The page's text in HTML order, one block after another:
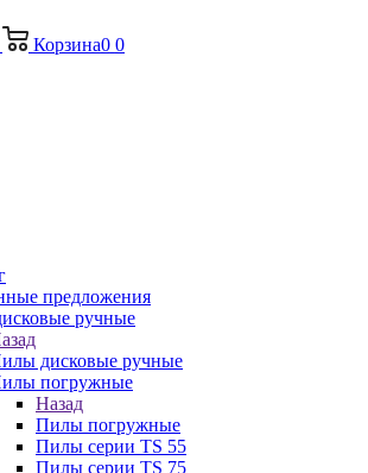
Корзина0 0
предложения
ручные
дисковые ручные
погружные
Назад
Пилы погружные
Пилы серии TS 55
Пилы серии TS 75